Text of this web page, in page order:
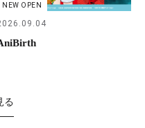
NEW OPEN
る